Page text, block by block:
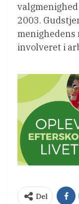
2003.
menighedens
involveret i
Del